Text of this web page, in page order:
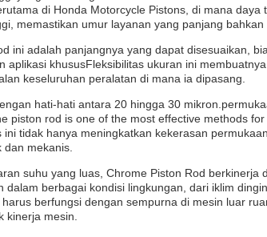
di Honda Motorcycle Pistons, di mana
memastikan umur layanan yang panjang
ini adalah panjangnya yang dapat disesuaikan,
khususFleksibilitas ukuran ini
keseluruhan peralatan di mana ia dipasang.
hati-hati antara 20 hingga 30
piston rod is one of the most effective methods
tidak hanya meningkatkan kekerasan
mekanis.
suhu yang luas, Chrome Piston Rod
berbagai kondisi lingkungan, dari iklim
berfungsi dengan sempurna di mesin luar
kinerja mesin.